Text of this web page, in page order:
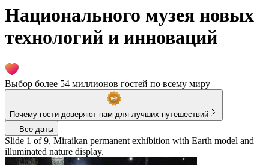
Национального музея новых
технологий и инноваций
Выбор более 54 миллионов гостей по всему миру
Почему гости доверяют нам для лучших путешествий
Все даты
Slide 1 of 9, Miraikan permanent exhibition with Earth model and
illuminated nature display.